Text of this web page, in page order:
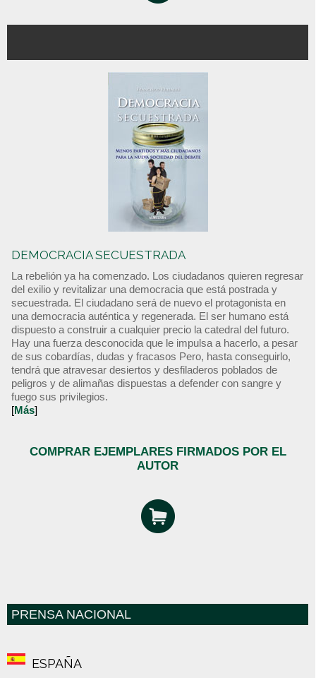
DEMOCRACIA SECUESTRADA
La rebelión ya ha comenzado. Los ciudadanos quieren regresar
del exilio y revitalizar una democracia que está postrada y
secuestrada. El ciudadano será de nuevo el protagonista en
una democracia auténtica y regenerada. El ser humano está
dispuesto a construir a cualquier precio la catedral del futuro.
Hay una fuerza desconocida que le impulsa a hacerlo, a pesar
de sus cobardías, dudas y fracasos Pero, hasta conseguirlo,
tendrá que atravesar desiertos y desfiladeros poblados de
peligros y de alimañas dispuestas a defender con sangre y
fuego sus privilegios.
[Más]
COMPRAR EJEMPLARES FIRMADOS POR EL
AUTOR
PRENSA NACIONAL
ESPAÑA